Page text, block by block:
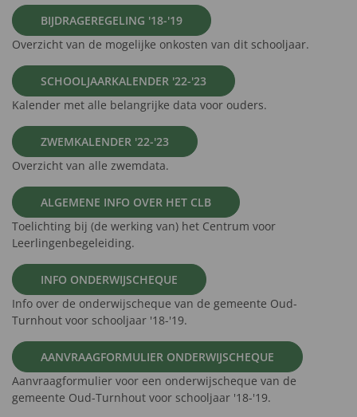
BIJDRAGEREGELING '18-'19
Overzicht van de mogelijke onkosten van dit schooljaar.
SCHOOLJAARKALENDER '22-'23
Kalender met alle belangrijke data voor ouders.
ZWEMKALENDER '22-'23
Overzicht van alle zwemdata.
ALGEMENE INFO OVER HET CLB
Toelichting bij (de werking van) het Centrum voor
Leerlingenbegeleiding.
INFO ONDERWIJSCHEQUE
Info over de onderwijscheque van de gemeente Oud-
Turnhout voor schooljaar '18-'19.
AANVRAAGFORMULIER ONDERWIJSCHEQUE
Aanvraagformulier voor een onderwijscheque van de
gemeente Oud-Turnhout voor schooljaar '18-'19.